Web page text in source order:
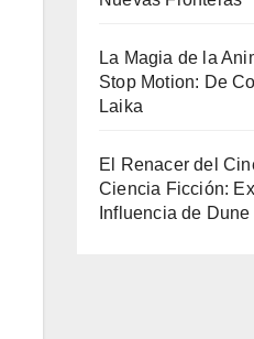
La Magia de la
Stop Motion: De
Laika
El Renacer del
Ciencia Ficción:
Influencia de Dune